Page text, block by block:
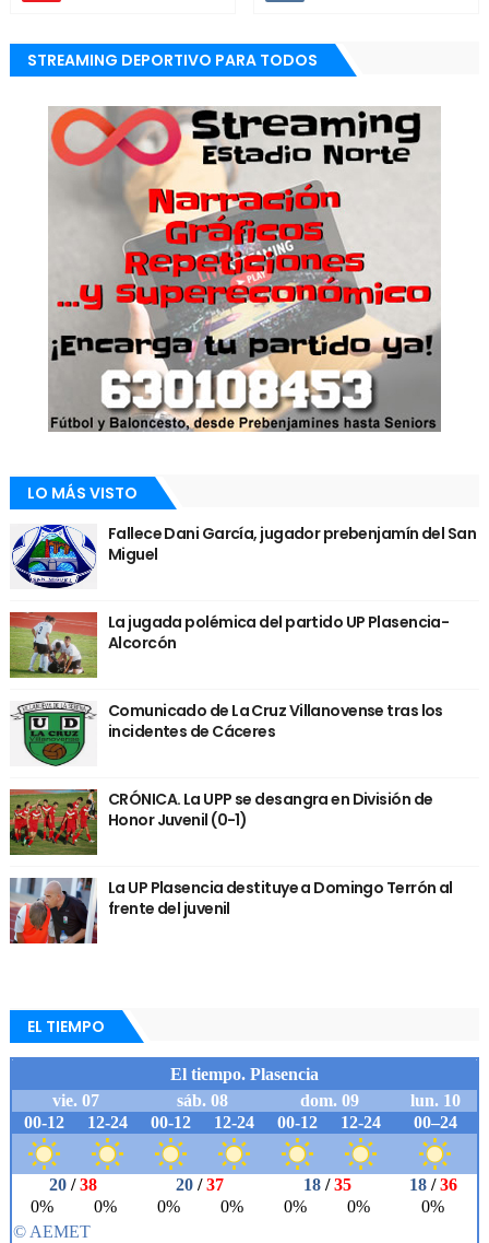
STREAMING DEPORTIVO PARA TODOS
LO MÁS VISTO
Fallece Dani García, jugador prebenjamín del San
Miguel
La jugada polémica del partido UP Plasencia-
Alcorcón
Comunicado de La Cruz Villanovense tras los
incidentes de Cáceres
CRÓNICA. La UPP se desangra en División de
Honor Juvenil (0-1)
La UP Plasencia destituye a Domingo Terrón al
frente del juvenil
EL TIEMPO